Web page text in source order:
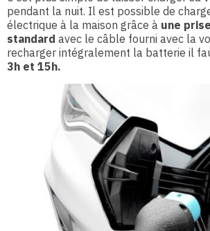
pendant la nuit. Il est possible de
électrique à la maison grâce à une
standard avec le câble fourni avec la
recharger intégralement la batterie il
3h et 15h.